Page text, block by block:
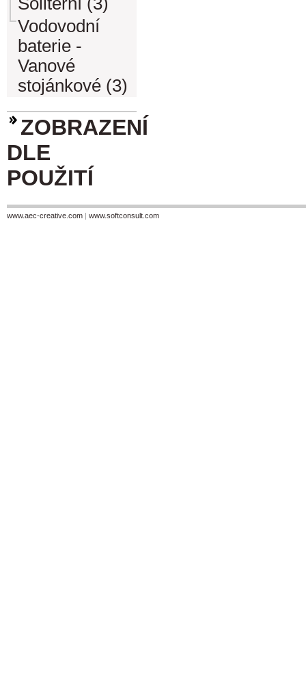
Vodovodní
baterie -
Vanové
stojánkové (3)
ZOBRAZENÍ
DLE
POUŽITÍ
www.aec-creative.com | www.softconsult.com